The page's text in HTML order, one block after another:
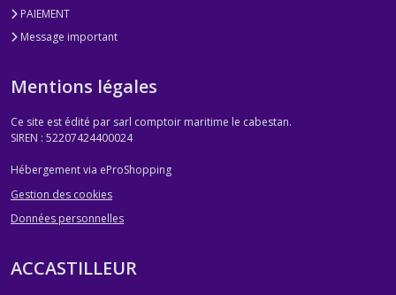
PAIEMENT
Message important
Mentions légales
Ce site est édité par sarl comptoir maritime le cabestan.
SIREN : 52207424400024
Hébergement via eProShopping
Gestion des cookies
Données personnelles
ACCASTILLEUR